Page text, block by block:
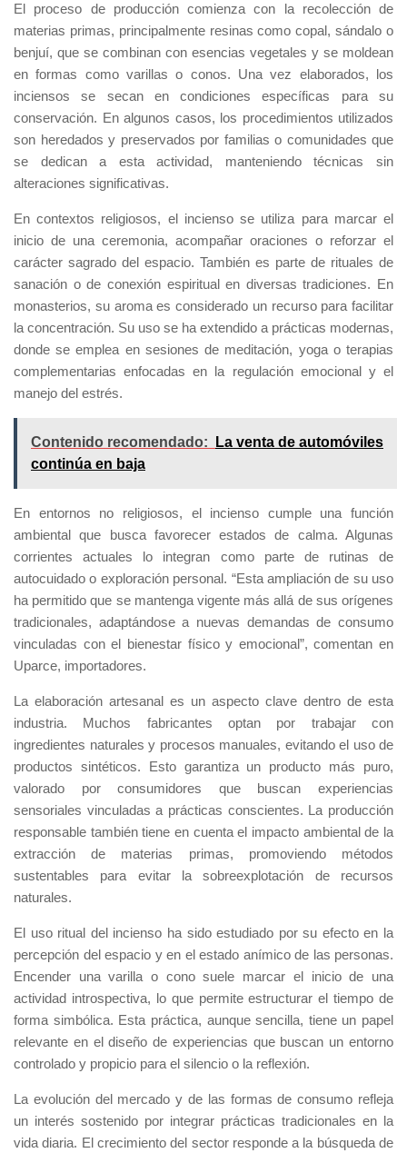
El proceso de producción comienza con la recolección de
materias primas, principalmente resinas como copal, sándalo o
benjuí, que se combinan con esencias vegetales y se moldean
en formas como varillas o conos. Una vez elaborados, los
inciensos se secan en condiciones específicas para su
conservación. En algunos casos, los procedimientos utilizados
son heredados y preservados por familias o comunidades que
se dedican a esta actividad, manteniendo técnicas sin
alteraciones significativas.
En contextos religiosos, el incienso se utiliza para marcar el
inicio de una ceremonia, acompañar oraciones o reforzar el
carácter sagrado del espacio. También es parte de rituales de
sanación o de conexión espiritual en diversas tradiciones. En
monasterios, su aroma es considerado un recurso para facilitar
la concentración. Su uso se ha extendido a prácticas modernas,
donde se emplea en sesiones de meditación, yoga o terapias
complementarias enfocadas en la regulación emocional y el
manejo del estrés.
Contenido recomendado:
La venta de automóviles
continúa en baja
En entornos no religiosos, el incienso cumple una función
ambiental que busca favorecer estados de calma. Algunas
corrientes actuales lo integran como parte de rutinas de
autocuidado o exploración personal. “Esta ampliación de su uso
ha permitido que se mantenga vigente más allá de sus orígenes
tradicionales, adaptándose a nuevas demandas de consumo
vinculadas con el bienestar físico y emocional”, comentan en
Uparce, importadores.
La elaboración artesanal es un aspecto clave dentro de esta
industria. Muchos fabricantes optan por trabajar con
ingredientes naturales y procesos manuales, evitando el uso de
productos sintéticos. Esto garantiza un producto más puro,
valorado por consumidores que buscan experiencias
sensoriales vinculadas a prácticas conscientes. La producción
responsable también tiene en cuenta el impacto ambiental de la
extracción de materias primas, promoviendo métodos
sustentables para evitar la sobreexplotación de recursos
naturales.
El uso ritual del incienso ha sido estudiado por su efecto en la
percepción del espacio y en el estado anímico de las personas.
Encender una varilla o cono suele marcar el inicio de una
actividad introspectiva, lo que permite estructurar el tiempo de
forma simbólica. Esta práctica, aunque sencilla, tiene un papel
relevante en el diseño de experiencias que buscan un entorno
controlado y propicio para el silencio o la reflexión.
La evolución del mercado y de las formas de consumo refleja
un interés sostenido por integrar prácticas tradicionales en la
vida diaria. El crecimiento del sector responde a la búsqueda de